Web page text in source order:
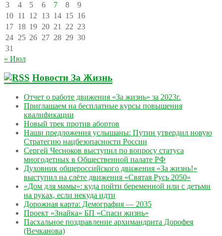
3 4 5 6 7 8
9
10 11 12 13 14 15 16
17 18 19 20 21 22 23
24 25 26 27 28 29 30
31
« Июл
Новости За Жизнь
Отчет о работе движения «За жизнь» за 2023г.
Приглашаем на бесплатные курсы повышения
квалификации
Новый трек против абортов
Наши предложения услышаны: Путин утвердил новую
Стратегию нацбезопасности России
Сергей Чесноков выступил по вопросу статуса
многодетных в Общественной палате РФ
Духовник общероссийского движения «За жизнь!»
выступил на слёте движения «Святая Русь 2050»
«Дом для мамы»: куда пойти беременной или с детьми
на руках, если некуда идти
Дорожная карта: Демография — 2035
Проект «Знайка» БП «Спаси жизнь»
Пасхальное поздравление архимандрита Дорофея
(Вечканова)